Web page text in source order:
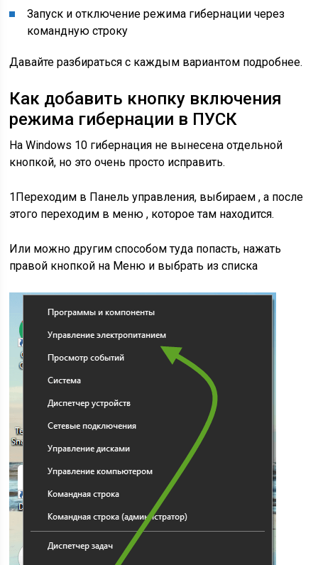
Запуск и отключение режима гибернации через
командную строку
Давайте разбираться с каждым вариантом подробнее.
Как добавить кнопку включения
режима гибернации в ПУСК
На Windows 10 гибернация не вынесена отдельной
кнопкой, но это очень просто исправить.
1 Переходим в Панель управления, выбираем , а после
этого переходим в меню , которое там находится.
Или можно другим способом туда попасть, нажать
правой кнопкой на Меню и выбрать из списка